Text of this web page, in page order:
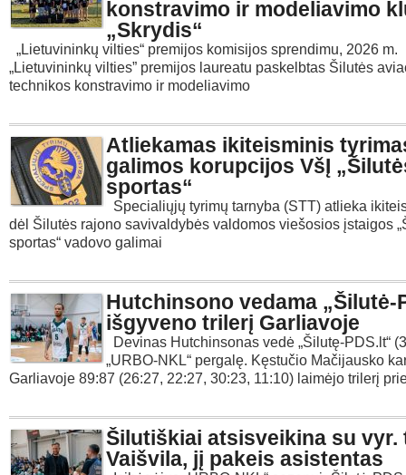
konstravimo ir modeliavimo
„Skrydis“
„Lietuvininkų vilties“ premijos komisijos sprendimu, 2026 m.
„Lietuvininkų vilties” premijos laureatu paskelbtas Šilutės
technikos konstravimo ir modeliavimo
Atliekamas ikiteisminis
galimos korupcijos VšĮ
sportas“
Specialiųjų tyrimų tarnyba (STT) atlieka
dėl Šilutės rajono savivaldybės valdomos viešosios įstaigos
sportas“ vadovo galimai
Hutchinsono vedama „Šilutė-
išgyveno trilerį Garliavoje
Devinas Hutchinsonas vedė „Šilutę-PDS.lt“
„URBO-NKL“ pergalę. Kęstučio Mačijausko
Garliavoje 89:87 (26:27, 22:27, 30:23, 11:10) laimėjo trilerį
Šilutiškiai atsisveikina su vyr.
Vaišvila, jį pakeis asistentas